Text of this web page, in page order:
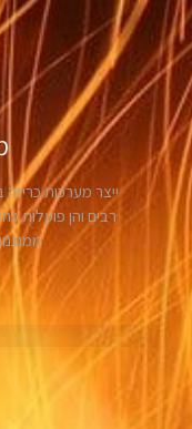
ייצר מערכות
רבים והן פועלות